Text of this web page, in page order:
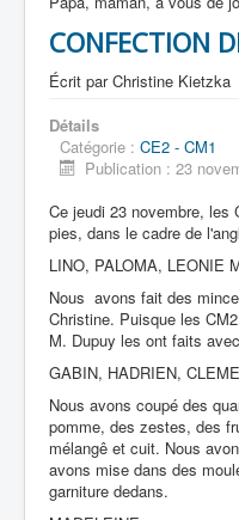
CONFECTION
Écrit parChristine Kietzka
Détails
Catégorie : CE2 - CM1
Publication : 23
Ce jeudi 23 novembre, les
pies, dans le cadre de
LINO, PALOMA, LEONIE
Nous avons fait des
Christine. Puisque les
M. Dupuy les ont faits
GABIN, HADRIEN,
Nous avons coupé des
pomme, des zestes, des
mélangê et cuit. Nous
avons mise dans des
garniture dedans.